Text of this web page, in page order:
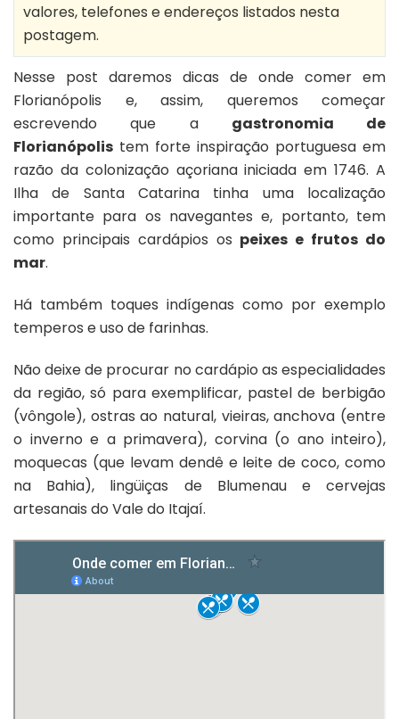
valores, telefones e endereços listados nesta
postagem.
Nesse post daremos dicas de onde comer em
Florianópolis e, assim, queremos começar
escrevendo que a gastronomia de
Florianópolis tem forte inspiração portuguesa em
razão da colonização açoriana iniciada em 1746. A
Ilha de Santa Catarina tinha uma localização
importante para os navegantes e, portanto, tem
como principais cardápios os peixes e frutos do
mar.
Há também toques indígenas como por exemplo
temperos e uso de farinhas.
Não deixe de procurar no cardápio as especialidades
da região, só para exemplificar, pastel de berbigão
(vôngole), ostras ao natural, vieiras, anchova (entre
o inverno e a primavera), corvina (o ano inteiro),
moquecas (que levam dendê e leite de coco, como
na Bahia), lingüiças de Blumenau e cervejas
artesanais do Vale do Itajaí.